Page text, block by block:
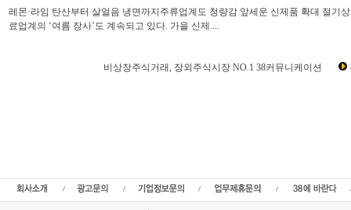
레몬·라임 탄산부터 살얼음 냉면까지주류업계도 청량감 앞세운 신제품 확대 절기
료업계의 ‘여름 장사’도 계속되고 있다. 가을 신제....
비상장주식거래, 장외주식시장 NO.1 38커뮤니케이션